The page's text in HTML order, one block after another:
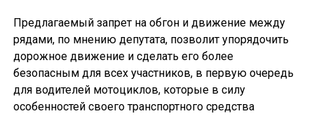
Предлагаемый запрет на обгон и движение между
рядами, по мнению депутата, позволит упорядочить
дорожное движение и сделать его более
безопасным для всех участников, в первую очередь
для водителей мотоциклов, которые в силу
особенностей своего транспортного средства